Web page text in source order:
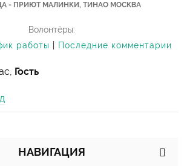
- ПРИЮТ МАЛИНКИ, ТИНАО МОСКВА
Волонтёры:
работы Последние комментарии
Гость
НАВИГАЦИЯ